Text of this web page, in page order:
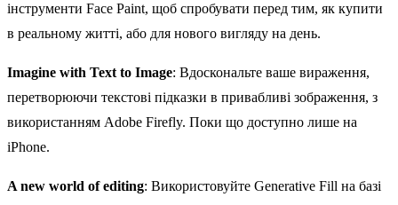
інструменти Face Paint, щоб спробувати перед тим, як купити
в реальному житті, або для нового вигляду на день.
Imagine with Text to Image: Вдоскональте ваше вираження,
перетворюючи текстові підказки в привабливі зображення, з
використанням Adobe Firefly. Поки що доступно лише на
iPhone.
A new world of editing: Використовуйте Generative Fill на базі